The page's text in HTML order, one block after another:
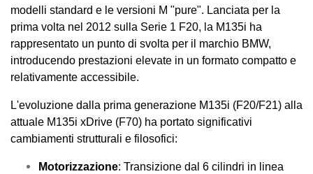
modelli standard e le versioni M "pure". Lanciata per la
prima volta nel 2012 sulla Serie 1 F20, la M135i ha
rappresentato un punto di svolta per il marchio BMW,
introducendo prestazioni elevate in un formato compatto e
relativamente accessibile.
L'evoluzione dalla prima generazione M135i (F20/F21) alla
attuale M135i xDrive (F70) ha portato significativi
cambiamenti strutturali e filosofici:
Motorizzazione: Transizione dal 6 cilindri in linea